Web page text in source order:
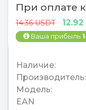
При оплате
14.36 USDT
Ваша прибыль
Наличие:
Производитель:
Модель:
EAN